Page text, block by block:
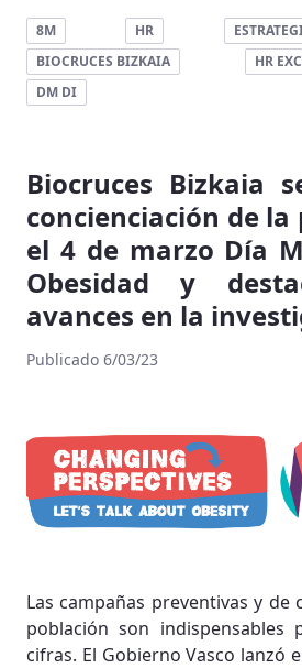
8M HR
BIOCRUCES BIZKAIA
HR
DM DI
Biocruces Bizkaia
concienciación de la
el 4 de marzo Día
Obesidad y
avances en la
Publicado 6/03/23
Las campañas preventivas y de
población son indispensables
cifras. El Gobierno Vasco lanzó